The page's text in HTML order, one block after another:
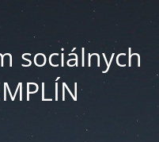
sociálnych